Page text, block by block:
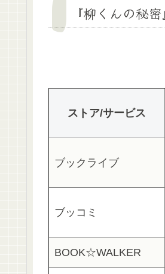
『柳くんの秘
ストア/サービス
ブックライブ
ブッコミ
BOOK☆WALKER